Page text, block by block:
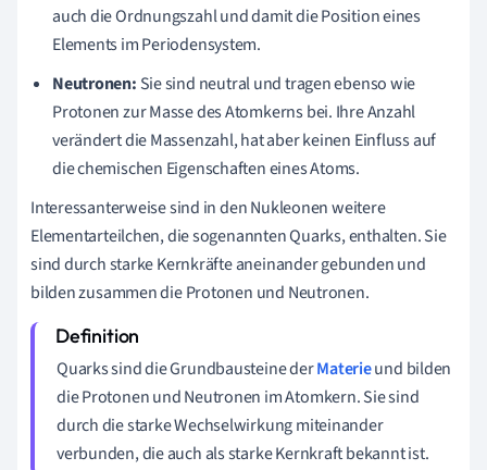
auch die Ordnungszahl und damit die Position eines
Elements im Periodensystem.
Neutronen: Sie sind neutral und tragen ebenso wie
Protonen zur Masse des Atomkerns bei. Ihre Anzahl
verändert die Massenzahl, hat aber keinen Einfluss auf
die chemischen Eigenschaften eines Atoms.
Interessanterweise sind in den Nukleonen weitere
Elementarteilchen, die sogenannten Quarks, enthalten. Sie
sind durch starke Kernkräfte aneinander gebunden und
bilden zusammen die Protonen und Neutronen.
Quarks sind die Grundbausteine derMaterieund bilden
die Protonen und Neutronen im Atomkern. Sie sind
durch die starke Wechselwirkung miteinander
verbunden, die auch als starke Kernkraft bekannt ist.